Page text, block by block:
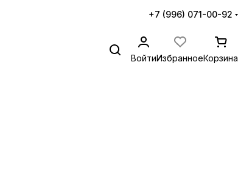
+7 (996) 071-00-92
ВойтиИзбранноеКорзина